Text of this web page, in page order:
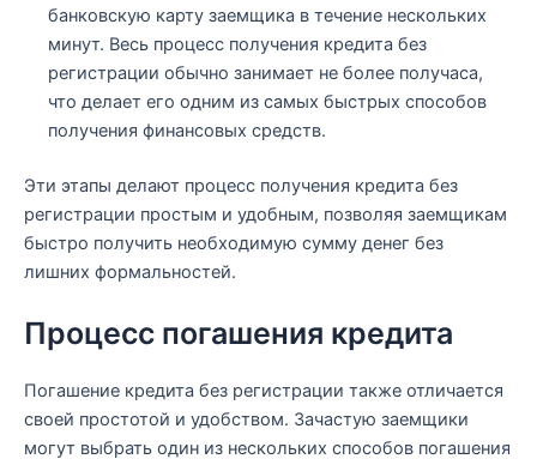
банковскую карту заемщика в течение нескольких
минут. Весь процесс получения кредита без
регистрации обычно занимает не более получаса,
что делает его одним из самых быстрых способов
получения финансовых средств.
Эти этапы делают процесс получения кредита без
регистрации простым и удобным, позволяя заемщикам
быстро получить необходимую сумму денег без
лишних формальностей.
Процесс погашения кредита
Погашение кредита без регистрации также отличается
своей простотой и удобством. Зачастую заемщики
могут выбрать один из нескольких способов погашения